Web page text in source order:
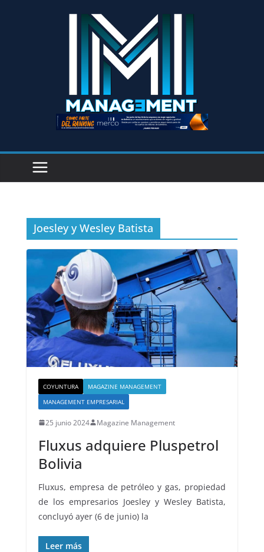
Joesley y Wesley Batista
COYUNTURA
MAGAZINE MANAGEMENT
MANAGEMENT EMPRESARIAL
25 junio 2024 Magazine Management
Fluxus adquiere Pluspetrol
Bolivia
Fluxus, empresa de petróleo y gas, propiedad
de los empresarios Joesley y Wesley Batista,
concluyó ayer (6 de junio) la
Leer más